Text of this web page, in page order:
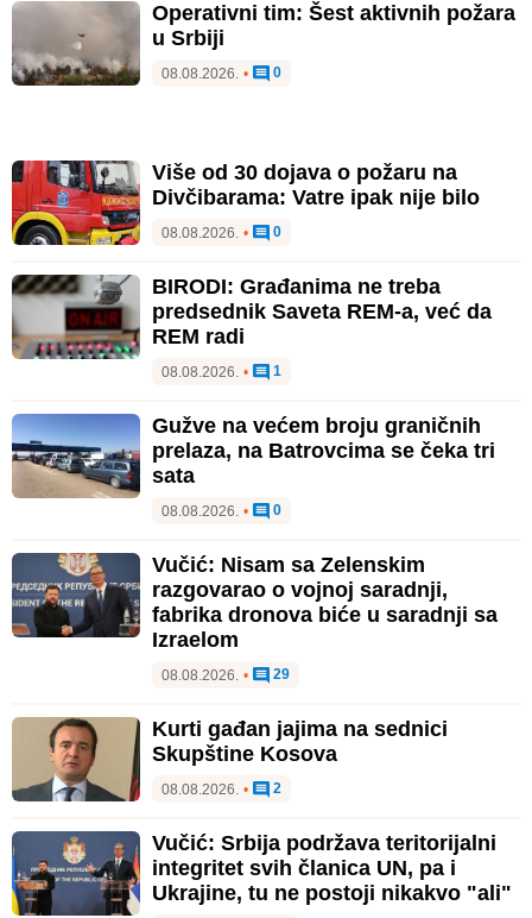
Operativni tim: Šest aktivnih požara
u Srbiji
08.08.2026. • 0
Više od 30 dojava o požaru na
Divčibarama: Vatre ipak nije bilo
08.08.2026. • 0
BIRODI: Građanima ne treba
predsednik Saveta REM-a, već da
REM radi
08.08.2026. • 1
Gužve na većem broju graničnih
prelaza, na Batrovcima se čeka tri
sata
08.08.2026. • 0
Vučić: Nisam sa Zelenskim
razgovarao o vojnoj saradnji,
fabrika dronova biće u saradnji sa
Izraelom
08.08.2026. • 29
Kurti gađan jajima na sednici
Skupštine Kosova
08.08.2026. • 2
Vučić: Srbija podržava teritorijalni
integritet svih članica UN, pa i
Ukrajine, tu ne postoji nikakvo "ali"